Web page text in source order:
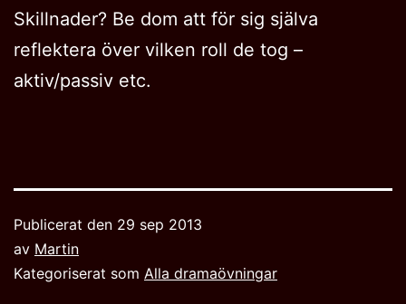
Skillnader? Be dom att för sig själva
reflektera över vilken roll de tog –
aktiv/passiv etc.
Publicerat den 29 sep 2013
av Martin
Kategoriserat som Alla dramaövningar